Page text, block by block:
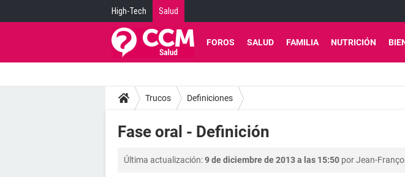
High-Tech Salud
FOROS SALUD FAMILIA NUTRICIÓN
Trucos Definiciones
Fase oral - Definición
Última actualización:9 de diciembre de 2013 a las 15:50 porJean-